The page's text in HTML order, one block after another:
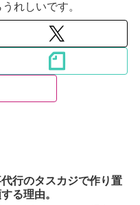
れしいです。
行のタスカジで作り置
る理由。